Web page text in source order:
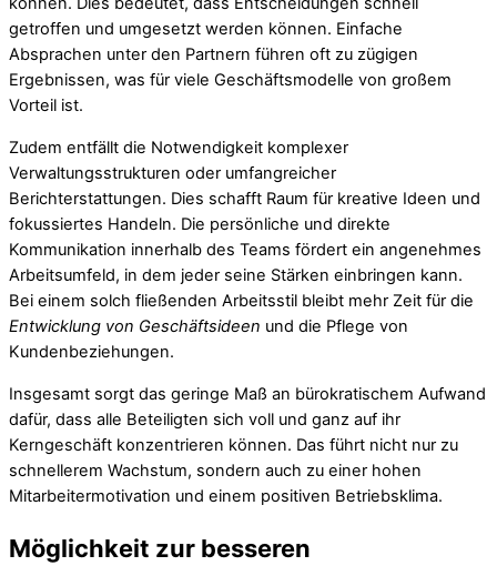
getroffen und umgesetzt werden können. Einfache
Absprachen unter den Partnern führen oft zu zügigen
Ergebnissen, was für viele Geschäftsmodelle von großem
Vorteil ist.
Zudem entfällt die Notwendigkeit komplexer
Verwaltungsstrukturen oder umfangreicher
Berichterstattungen. Dies schafft Raum für kreative Ideen und
fokussiertes Handeln. Die persönliche und direkte
Kommunikation innerhalb des Teams fördert ein angenehmes
Arbeitsumfeld, in dem jeder seine Stärken einbringen kann.
Bei einem solch fließenden Arbeitsstil bleibt mehr Zeit für die
Entwicklung von Geschäftsideen und die Pflege von
Kundenbeziehungen.
Insgesamt sorgt das geringe Maß an bürokratischem Aufwand
dafür, dass alle Beteiligten sich voll und ganz auf ihr
Kerngeschäft konzentrieren können. Das führt nicht nur zu
schnellerem Wachstum, sondern auch zu einer hohen
Mitarbeitermotivation und einem positiven Betriebsklima.
Möglichkeit zur besseren